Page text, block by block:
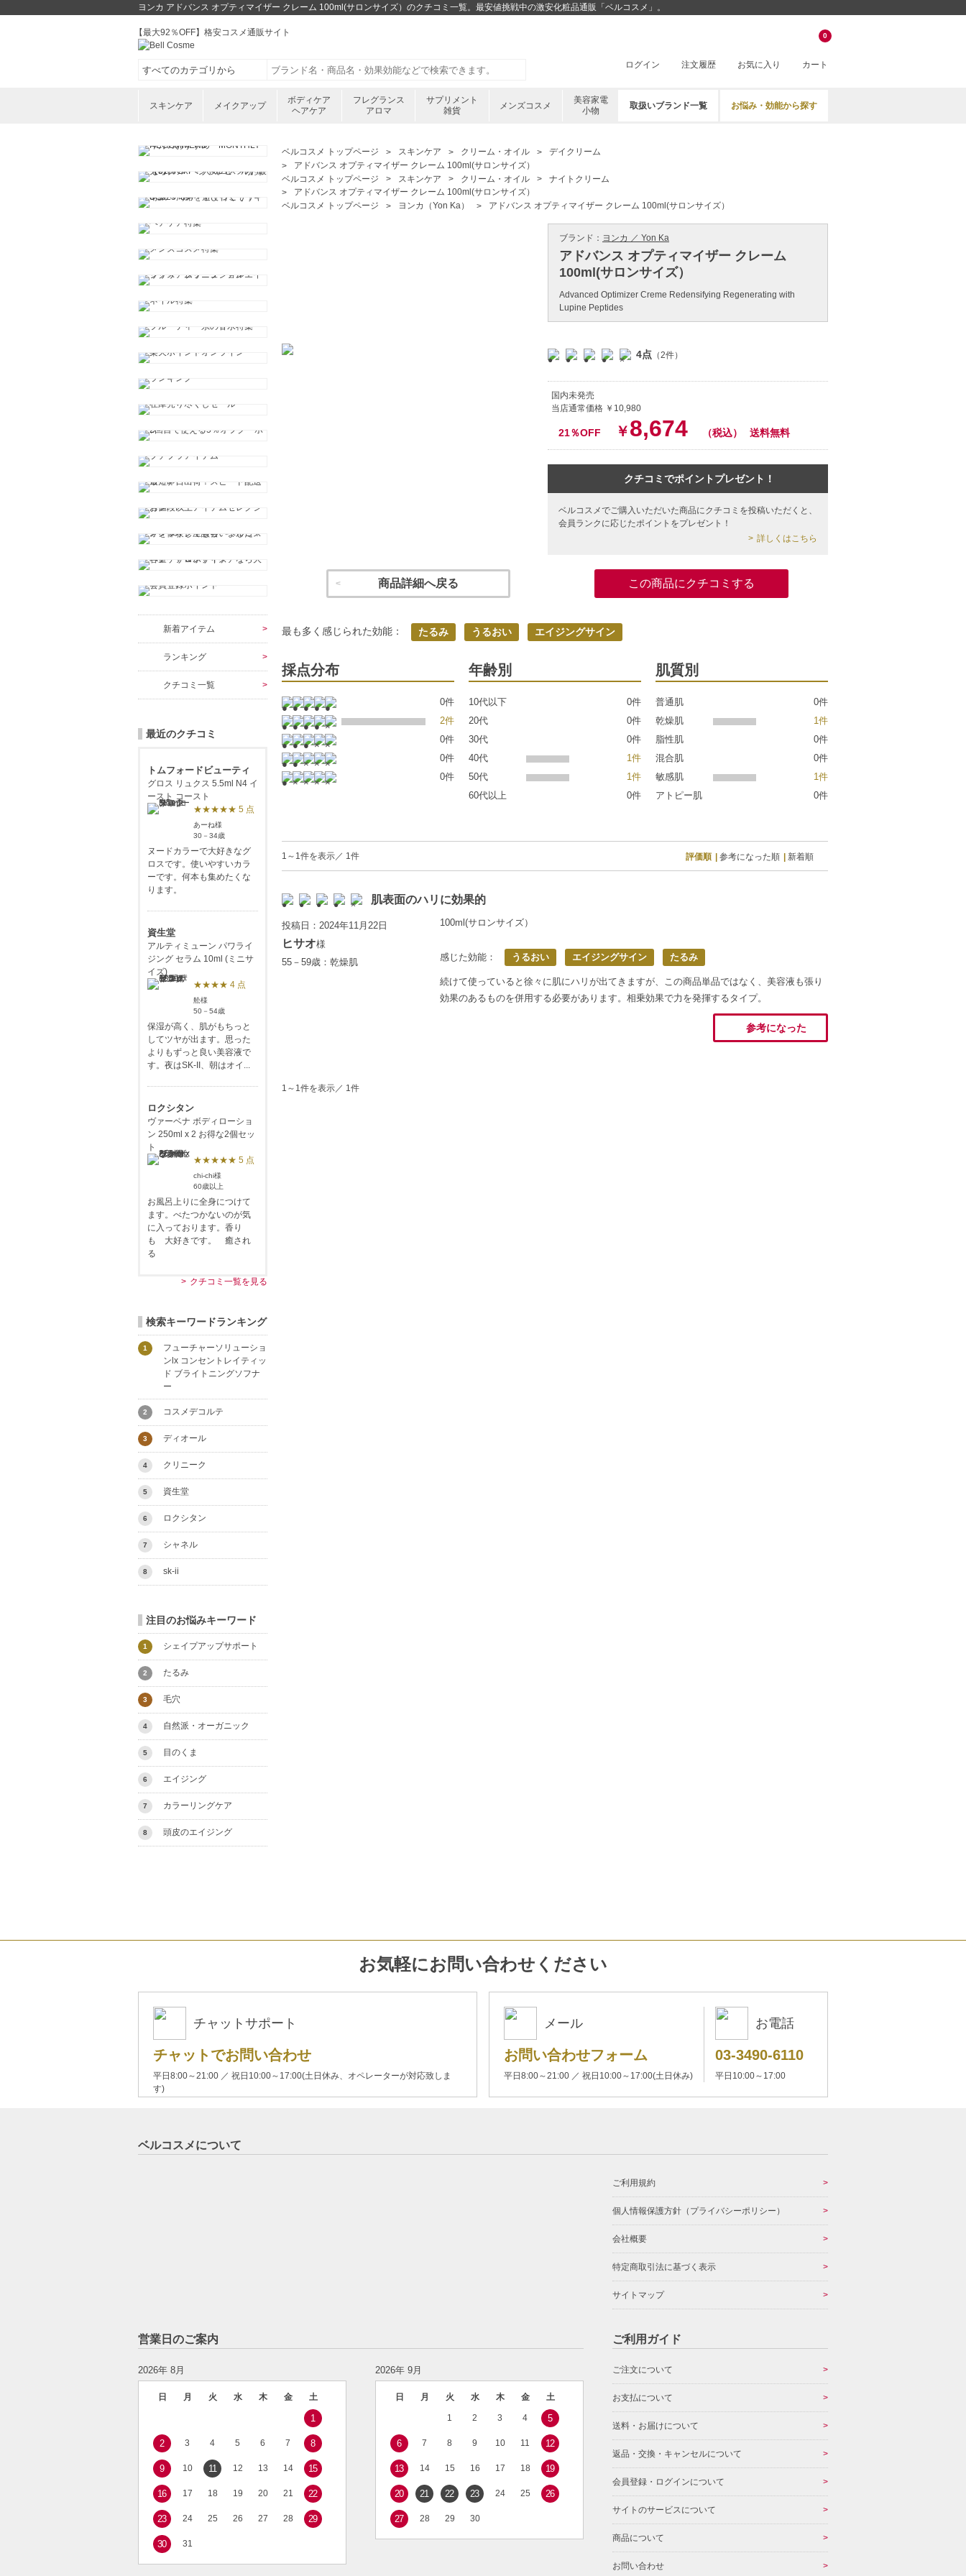
ヨンカ アドバンス オプティマイザー クレーム 100ml(サロンサイズ）のクチコミ一覧。最安値挑戦中の激安化粧品通販「ベルコスメ」。
【最大92％OFF】格安コスメ通販サイト
ログイン 注文履歴 お気に入り カート
0
スキンケア メイクアップ
ボディケア
ヘアケア
フレグランス
アロマ
サプリメント
雑貨
メンズコスメ
美容家電
小物
取扱いブランド一覧 お悩み・効能から探す
ベルコスメ トップページ スキンケア クリーム・オイル
デイクリーム
アドバンス オプティマイザー クレーム 100ml(サロンサイズ）
ベルコスメ トップページ
スキンケア クリーム・オイル
ナイトクリーム
アドバンス オプティマイザー クレーム 100ml(サロンサイズ）
ベルコスメ トップページ
ヨンカ（Yon Ka） アドバンス オプティマイザー クレーム 100ml(サロンサイズ）
ブランド： ヨンカ ／ Yon Ka
アドバンス オプティマイザー クレーム
100ml(サロンサイズ）
Advanced Optimizer Creme Redensifying Regenerating with
Lupine Peptides
4点 （2件）
国内未発売
当店通常価格 ￥10,980
21％OFF ￥8,674 （税込） 送料無料
クチコミでポイントプレゼント！
ベルコスメでご購入いただいた商品にクチコミを投稿いただくと、
会員ランクに応じたポイントをプレゼント！
詳しくはこちら
商品詳細へ戻る この商品にクチコミする
最も多く感じられた効能： たるみ うるおい エイジングサイン
採点分布
0件
2件
0件
0件
0件
年齢別
10代以下
0件
20代
0件
30代
0件
40代
1件
50代
1件
60代以上
0件
肌質別
普通肌
0件
乾燥肌
1件
脂性肌
0件
混合肌
0件
敏感肌
1件
アトピー肌
0件
1～1件を表示／ 1件 評価順 参考になった順 新着順
肌表面のハリに効果的
投稿日：2024年11月22日
ヒサオ様
55－59歳：乾燥肌
100ml(サロンサイズ）
感じた効能： うるおい エイジングサイン たるみ
続けて使っていると徐々に肌にハリが出てきますが、この商品単品ではなく、美容液も張り
効果のあるものを併用する必要があります。相乗効果で力を発揮するタイプ。
参考になった
1～1件を表示／ 1件
新着アイテム
ランキング
クチコミ一覧
最近のクチコミ
トムフォードビューティ
グロス リュクス 5.5ml N4 イ
ースト コースト
★★★★★ 5 点
あーね様
30－34歳
ヌードカラーで大好きなグ
ロスです。使いやすいカラ
ーです。何本も集めたくな
ります。
資生堂
アルティミューン パワライ
ジング セラム 10ml (ミニサ
イズ)
★★★★ 4 点
舩様
50－54歳
保湿が高く、肌がもちっと
してツヤが出ます。思った
よりもずっと良い美容液で
す。夜はSK-II、朝はオイ...
ロクシタン
ヴァーベナ ボディローショ
ン 250ml x 2 お得な2個セッ
ト
★★★★★ 5 点
chi-chi様
60歳以上
お風呂上りに全身につけて
ます。べたつかないのが気
に入っております。香り
も 大好きです。 癒され
る
クチコミ一覧を見る
検索キーワードランキング
1
フューチャーソリューショ
ンlx コンセントレイティッ
ド ブライトニングソフナ
ー
2 コスメデコルテ
3 ディオール
4 クリニーク
5 資生堂
6 ロクシタン
7 シャネル
8 sk-ii
注目のお悩みキーワード
1 シェイプアップサポート
2 たるみ
3 毛穴
4 自然派・オーガニック
5 目のくま
6 エイジング
7 カラーリングケア
8 頭皮のエイジング
お気軽にお問い合わせください
チャットサポート
チャットでお問い合わせ
平日8:00～21:00 ／ 祝日10:00～17:00(土日休み、オペレーターが対応致しま
す)
メール
お問い合わせフォーム
平日8:00～21:00 ／ 祝日10:00～17:00(土日休み)
お電話
03-3490-6110
平日10:00～17:00
ベルコスメについて
ご利用規約
個人情報保護方針（プライバシーポリシー）
会社概要
特定商取引法に基づく表示
サイトマップ
営業日のご案内
2026年 8月
日 月 火 水 木 金 土
1
2 3 4 5 6 7 8
9 10 11 12 13 14 15
16 17 18 19 20 21 22
23 24 25 26 27 28 29
30 31
2026年 9月
日 月 火 水 木 金 土
1 2 3 4 5
6 7 8 9 10 11 12
13 14 15 16 17 18 19
20 21 22 23 24 25 26
27 28 29 30
ご利用ガイド
ご注文について
お支払について
送料・お届けについて
返品・交換・キャンセルについて
会員登録・ログインについて
サイトのサービスについて
商品について
お問い合わせ